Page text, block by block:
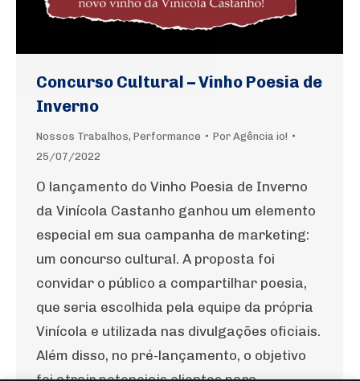
Concurso Cultural – Vinho Poesia de
Inverno
Nossos Trabalhos, Performance Por Agência io!
25/07/2022
O lançamento do Vinho Poesia de Inverno
da Vinícola Castanho ganhou um elemento
especial em sua campanha de marketing:
um concurso cultural. A proposta foi
convidar o público a compartilhar poesia,
que seria escolhida pela equipe da própria
Vinícola e utilizada nas divulgações oficiais.
Além disso, no pré-lançamento, o objetivo